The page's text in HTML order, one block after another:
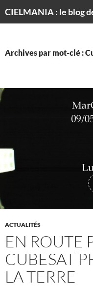
Archives par mot-clé :
ACTUALITÉS
EN ROUTE
CUBESAT
LA TERRE